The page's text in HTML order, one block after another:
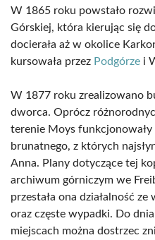
W 1865 roku powstało
Górskiej, która kierując się
docierała aż w okolice
kursowała przez Podgórze i
W 1877 roku zrealizowano
dworca. Oprócz
terenie Moys
brunatnego, z których
Anna. Plany dotyczące tej
archiwum górniczym we
przestała ona działalność
oraz częste wypadki. Do
miejscach można dostrzec